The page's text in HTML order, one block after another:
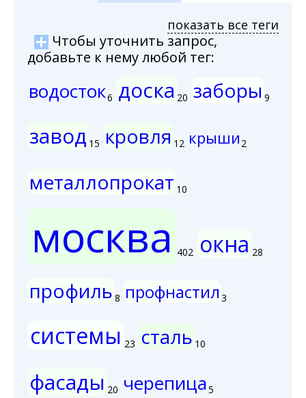
показать все теги
Чтобы уточнить запрос,
добавьте к нему любой тег:
водосток6 доска 20 заборы 9
завод 15 кровля 12 крыши 2
металлопрокат 10
москва 402 окна 28
профиль 8 профнастил 3
системы 23 сталь 10
фасады 20 черепица5